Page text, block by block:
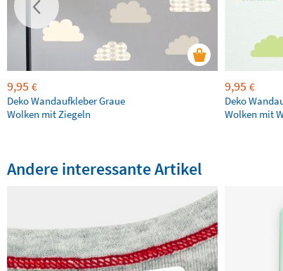
9,95 €
Deko Wandaufkleber Graue
Wolken mit Ziegeln
9,95 €
Deko
Wolken mit
Andere interessante Artikel